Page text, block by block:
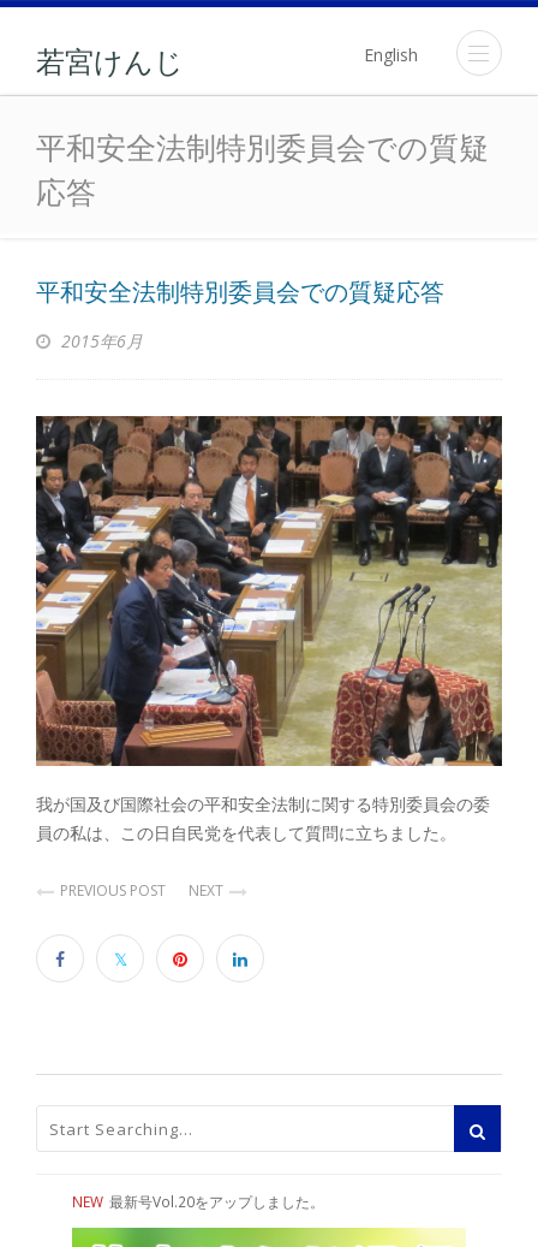
若宮けんじ English
平和安全法制特別委員会
平和安全法制特別委員会での質疑
応答
平和安全法制特別委員会での質疑応答
2015年6月
我が国及び国際社会の平和安全法制に関する特別委員会の委
員の私は、この日自民党を代表して質問に立ちました。
PREVIOUS POST NEXT
NEW 最新号Vol.20をアップしました。